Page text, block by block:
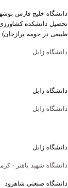
دانشگاه خلیج فارس
تحصیل دانشکده کشاورزی
طبیعی در حومه برازجان)
دانشگاه زابل
دانشگاه زابل
دانشگاه زابل
دانشگاه زابل
دانشگاه شهید باهنر -
دانشگاه صنعتی شاهرود